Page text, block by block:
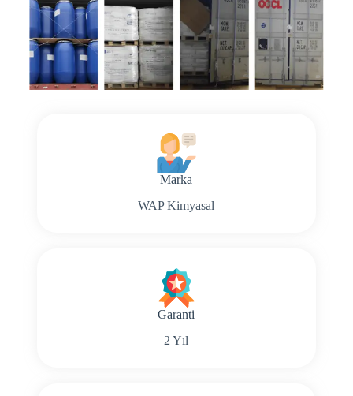
Marka
WAP Kimyasal
Garanti
2 Yıl